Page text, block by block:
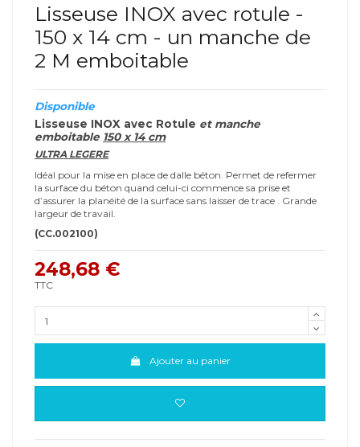
Lisseuse INOX avec rotule -
150 x 14 cm - un manche de
2 M emboitable
Disponible
Lisseuse INOX avec Rotule et manche
emboitable 150 x 14 cm
ULTRA LEGERE
Idéal pour la mise en place de dalle béton. Permet de refermer
la surface du béton quand celui-ci commence sa prise et
d’assurer la planéité de la surface sans laisser de trace . Grande
largeur de travail.
(CC.002100)
248,68 €
TTC
Ajouter au panier